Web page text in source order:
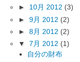
► 10月 2012 (3)
► 9月 2012 (2)
► 8月 2012 (2)
▼ 7月 2012 (1)
自分の財布